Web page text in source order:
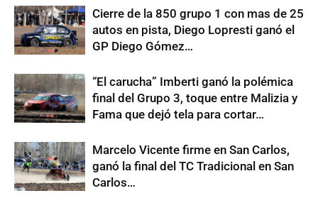
Cierre de la 850 grupo 1 con mas de 25
autos en pista, Diego Lopresti ganó el
GP Diego Gómez…
“El carucha” Imberti ganó la polémica
final del Grupo 3, toque entre Malizia y
Fama que dejó tela para cortar…
Marcelo Vicente firme en San Carlos,
ganó la final del TC Tradicional en San
Carlos…